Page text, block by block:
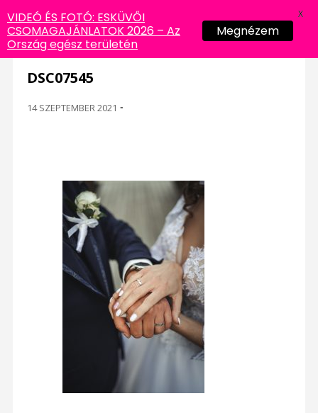
DSC07545
14 SZEPTEMBER 2021 -
VIDEÓ ÉS FOTÓ: ESKÜVŐI
CSOMAGAJÁNLATOK 2026 – Az
Ország egész területén
Megnézem
X